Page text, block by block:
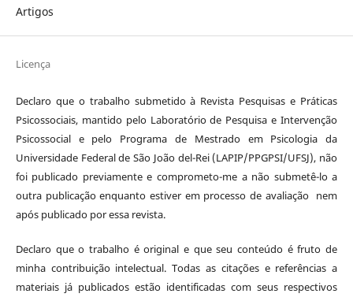
Artigos
Licença
Declaro que o trabalho submetido à Revista Pesquisas e Práticas
Psicossociais, mantido pelo Laboratório de Pesquisa e Intervenção
Psicossocial e pelo Programa de Mestrado em Psicologia da
Universidade Federal de São João del-Rei (LAPIP/PPGPSI/UFSJ), não
foi publicado previamente e comprometo-me a não submetê-lo a
outra publicação enquanto estiver em processo de avaliação nem
após publicado por essa revista.
Declaro que o trabalho é original e que seu conteúdo é fruto de
minha contribuição intelectual. Todas as citações e referências a
materiais já publicados estão identificadas com seus respectivos